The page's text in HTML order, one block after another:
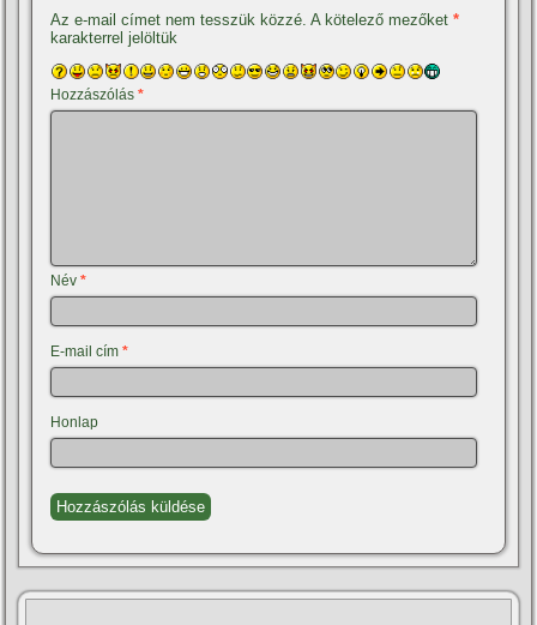
Az e-mail címet nem tesszük közzé. A kötelező mezőket*
karakterrel jelöltük
Hozzászólás*
Név*
E-mail cím*
Honlap